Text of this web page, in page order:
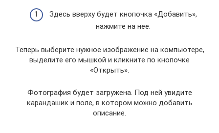
Здесь вверху будет кнопочка «Добавить»,
нажмите на нее.
Теперь выберите нужное изображение на компьютере,
выделите его мышкой и кликните по кнопочке
«Открыть».
Фотография будет загружена. Под ней увидите
карандашик и поле, в котором можно добавить
описание.